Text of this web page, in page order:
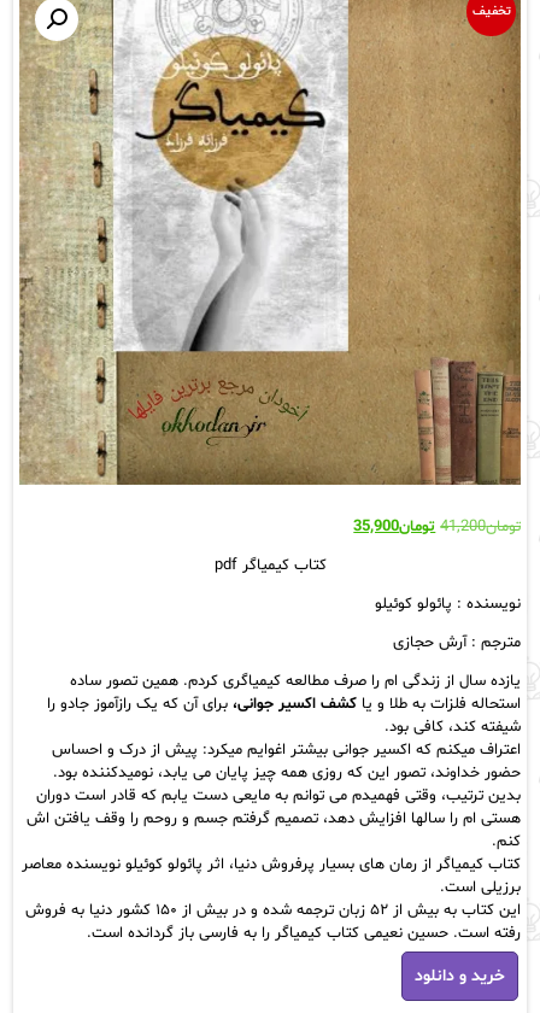
تخفیف
تومان41,200 قیمت
بود.
تومان35,900قیمت
تومان35,900.کتاب کیمیاگر pdf
نویسنده : پائولو کوئیلو
مترجم : آرش حجازی
یازده سال از زندگی ام را صرف مطالعه کیمیاگری کردم. همین تصور ساده
استحاله فلزات به طلا و یا کشف اکسیر جوانی،برای آن که یک رازآموز جادو را
شیفته کند، کافی بود.
اعتراف میکنم که اکسیر جوانی بیشتر اغوایم میکرد: پیش از درک و احساس
حضور خداوند، تصور این که روزی همه چیز پایان می یابد، نومیدکننده بود.
بدین ترتیب، وقتی فهمیدم می توانم به مایعی دست یابم که قادر است دوران
هستی ام را سالها افزایش دهد، تصمیم گرفتم جسم و روحم را وقف یافتن اش
کنم.
کتاب کیمیاگر از رمان های بسیار پرفروش دنیا، اثر پائولو کوئیلو نویسنده معاصر
برزیلی است.
این کتاب به بیش از ۵۲ زبان ترجمه شده و در بیش از ۱۵۰ کشور دنیا به فروش
رفته است. حسین نعیمی کتاب کیمیاگر را به فارسی باز گردانده است.
کتاب
کیمیاگر
pdf
خرید و دانلود